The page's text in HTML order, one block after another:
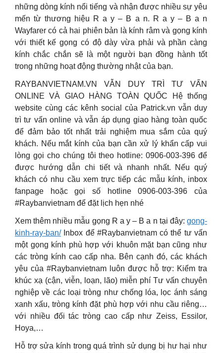
những dòng kính nổi tiếng và nhận được nhiều sự yêu
mến từ thương hiệu R a y – B a n. R a y – B a n
Wayfarer có cả hai phiên bản là kính râm và gọng kính
với thiết kế gọng có độ dày vừa phải và phần càng
kính chắc chắn sẽ là một người bạn đồng hành tốt
trong những hoạt động thường nhật của bạn.
RAYBANVIETNAM.VN VẪN DUY TRÌ TƯ VẤN
ONLINE VÀ GIAO HÀNG TOÀN QUỐC Hệ thống
website cùng các kênh social của Patrick.vn vẫn duy
trì tư vấn online và vẫn áp dụng giao hàng toàn quốc
để đảm bảo tốt nhất trải nghiệm mua sắm của quý
khách. Nếu mắt kính của bạn cần xử lý khẩn cấp vui
lòng gọi cho chúng tôi theo hotline: 0906-003-396 để
được hướng dẫn chi tiết và nhanh nhất. Nếu quý
khách có nhu cầu xem trực tiếp các mẫu kính, inbox
fanpage hoặc gọi số hotline 0906-003-396 của
#Raybanvietnam để đặt lịch hẹn nhé
Xem thêm nhiều mẫu gọng R a y – B a n tại đây: gong-
kinh-ray-ban/Inbox để #Raybanvietnam có thể tư vấn
một gọng kính phù hợp với khuôn mặt bạn cũng như
các tròng kính cao cấp nha. Bên cạnh đó, các khách
yêu của #Raybanvietnam luôn được hỗ trợ: Kiểm tra
khúc xạ (cận, viễn, loạn, lão) miễn phí Tư vấn chuyên
nghiệp về các loại tròng như chống lóa, lọc ánh sáng
xanh xấu, tròng kính đặt phù hợp với nhu cầu riêng…
với nhiều đối tác tròng cao cấp như Zeiss, Essilor,
Hoya,…
Hỗ trợ sửa kính trong quá trình sử dụng bị hư hại như